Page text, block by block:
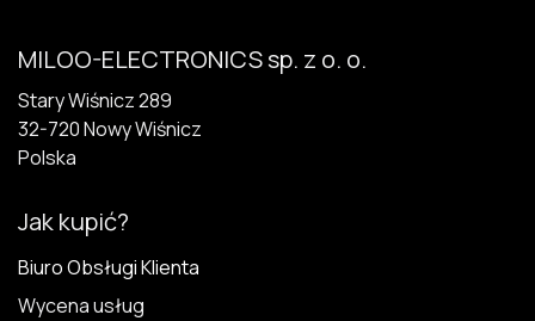
MILOO-ELECTRONICS sp. z o. o.
Stary Wiśnicz 289
32-720 N​owy Wiśnicz
Polska
Jak kupić?
Biuro Obsługi Klienta
Wycena usług